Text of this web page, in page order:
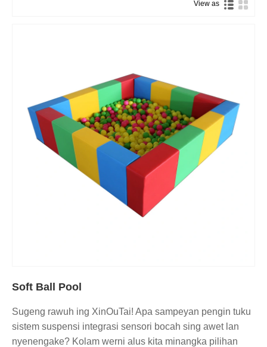
View as
Soft Ball Pool
Sugeng rawuh ing XinOuTai! Apa sampeyan pengin tuku
sistem suspensi integrasi sensori bocah sing awet lan
nyenengake? Kolam werni alus kita minangka pilihan